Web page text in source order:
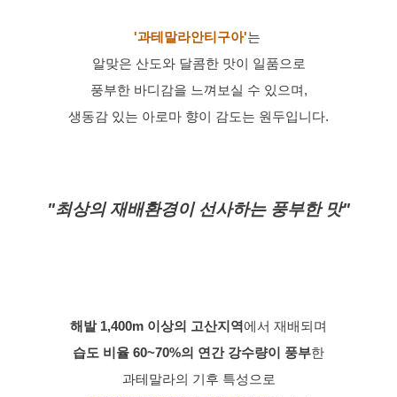
'과테말라안티구아'는
알맞은 산도와 달콤한 맛이 일품으로
풍부한 바디감을 느껴보실 수 있으며,
생동감 있는 아로마 향이 감도는 원두입니다.
"최상의 재배환경이 선사하는 풍부한 맛"
해발 1,400m 이상의 고산지역에서 재배되며
습도 비율 60~70%의 연간 강수량이 풍부한
과테말라의 기후 특성으로